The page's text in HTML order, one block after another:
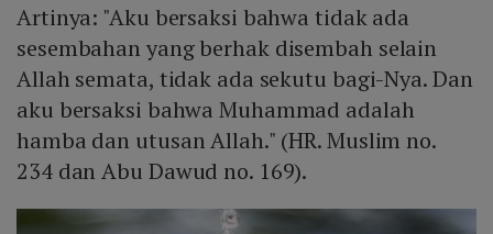
Artinya: "Aku bersaksi bahwa tidak ada
sesembahan yang berhak disembah selain
Allah semata, tidak ada sekutu bagi-Nya. Dan
aku bersaksi bahwa Muhammad adalah
hamba dan utusan Allah." (HR. Muslim no.
234 dan Abu Dawud no. 169).